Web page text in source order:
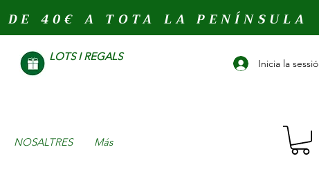
40€ A TOTA LA PENÍNSULA
LOTS I REGALS
NOSALTRES Más
Inicia la sessió